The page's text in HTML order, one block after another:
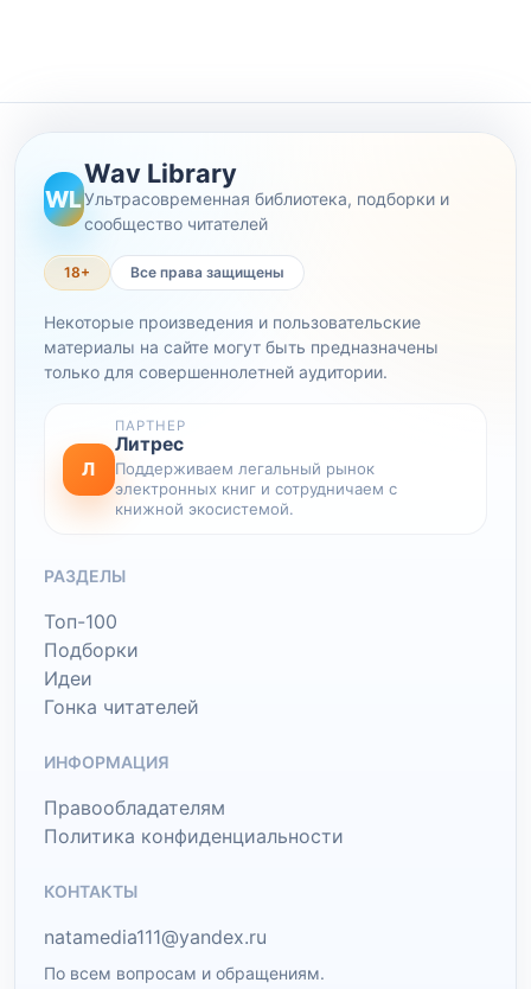
WL
Wav Library
Ультрасовременная библиотека, подборки и
сообщество читателей
18+ Все права защищены
Некоторые произведения и пользовательские
материалы на сайте могут быть предназначены
только для совершеннолетней аудитории.
Л
ПАРТНЕР
Литрес
Поддерживаем легальный рынок
электронных книг и сотрудничаем с
книжной экосистемой.
РАЗДЕЛЫ
Топ-100
Подборки
Идеи
Гонка читателей
ИНФОРМАЦИЯ
Правообладателям
Политика конфиденциальности
КОНТАКТЫ
natamedia111@yandex.ru
По всем вопросам и обращениям.